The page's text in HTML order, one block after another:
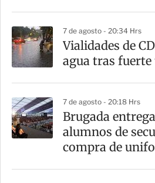
7 de agosto - 20:34 Hrs
Vialidades de
agua tras
7 de agosto - 20:18 Hrs
Brugada
alumnos de
compra de